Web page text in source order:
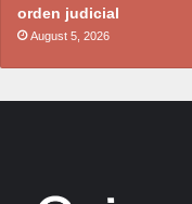
orden judicial
August 5, 2026